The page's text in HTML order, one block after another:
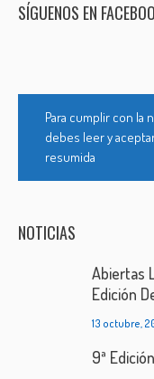
SÍGUENOS EN
Para cumplir con la
debes leer y
resumida
NOTICIAS
Abiertas
Edición
13 octubre,
9ª